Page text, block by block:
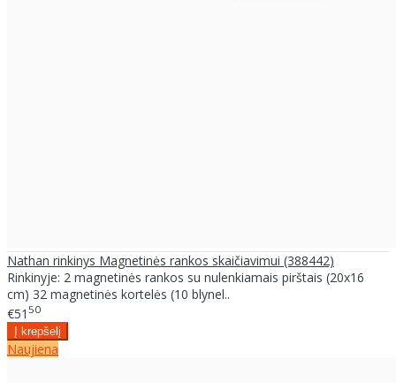
Nathan rinkinys Magnetinės rankos skaičiavimui (388442)
Rinkinyje: 2 magnetinės rankos su nulenkiamais pirštais (20x16
cm) 32 magnetinės kortelės (10 blynel..
€51 50
Naujiena